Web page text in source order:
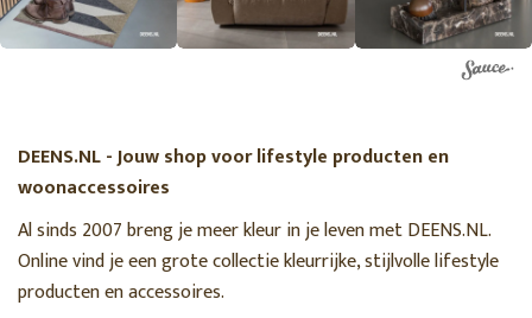
DEENS.NL - Jouw shop voor lifestyle producten en
woonaccessoires
Al sinds 2007 breng je meer kleur in je leven met DEENS.NL.
Online vind je een grote collectie kleurrijke, stijlvolle lifestyle
producten en accessoires.